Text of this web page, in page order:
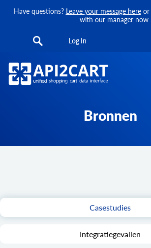
Have questions? Leave your message hereor
with our manager now
Log In
Bronnen
Casestudies
Integratiegevallen